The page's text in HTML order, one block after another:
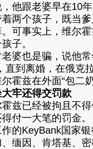
他跟老婆早在10
两个孩子，既当
可事实上，维尔
子。
也是骗，说他常
直到离婚，在俄克
霍兹在外面“包二
牢还得交罚款
已经被拘且不得
付一大笔的罚金。
KeyBank国家银
缅因、肯塔基、